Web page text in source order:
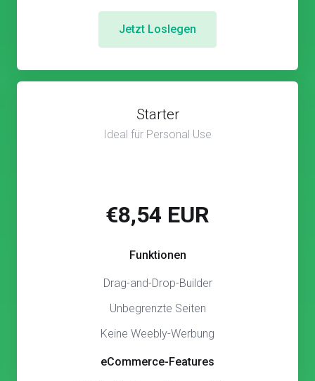
Jetzt Loslegen
Starter
Ideal für Personal Use
€8,54 EUR
Funktionen
Drag-and-Drop-Builder
Unbegrenzte Seiten
Keine Weebly-Werbung
eCommerce-Features